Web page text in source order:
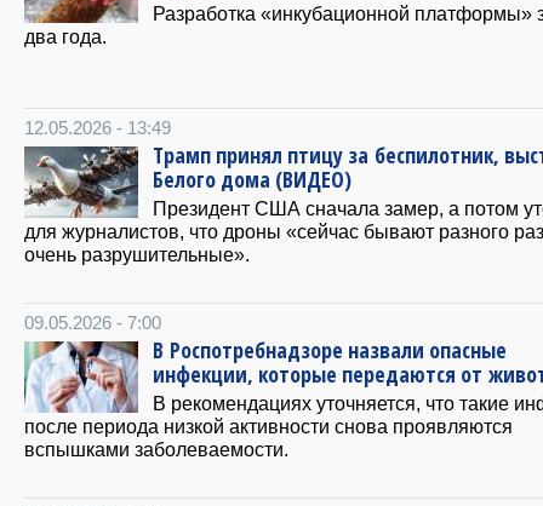
Разработка «инкубационной платформы»
два года.
12.05.2026 - 13:49
Трамп принял птицу за беспилотник,
Белого дома (ВИДЕО)
Президент США сначала замер, а потом
для журналистов, что дроны «сейчас бывают разного
очень разрушительные».
09.05.2026 - 7:00
В Роспотребнадзоре назвали опасные
инфекции, которые передаются от
В рекомендациях уточняется, что такие
после периода низкой активности снова проявляются
вспышками заболеваемости.